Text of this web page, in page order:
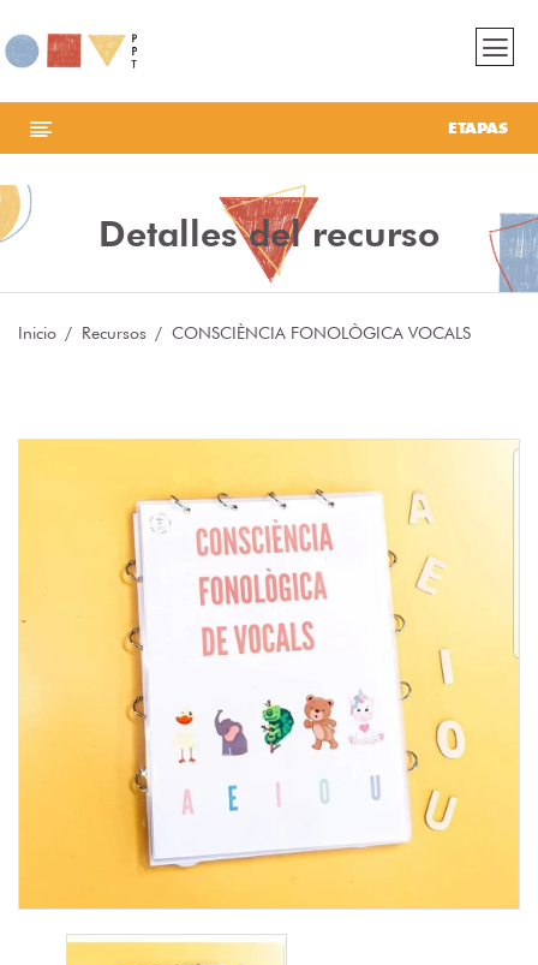
ETAPAS
Detalles del recurso
Inicio Recursos CONSCIÈNCIA FONOLÒGICA VOCALS